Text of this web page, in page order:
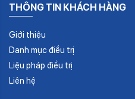
THÔNG TIN KHÁCH HÀNG
Giới thiệu
Danh mục điều trị
Liệu pháp điều trị
Liên hệ